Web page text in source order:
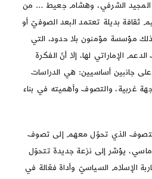
المجيد الشرفي، وهشام جعيط … من
ثقافة بديلة تعتمد البعد الصوفيّ أو
مؤسسة مؤمنون بلا حدود، التي
الإماراتي لها، إلا أنّ الفكرة
جانبين أساسيين: هي الدراسات
غربية، والتصوف وأهميته في بناء
التصوف الذي تحوّل معهم إلى تصوف
يؤشر إلى نزعة جديدة تتحوّل
الإسلام السياسيّ وأداة فعّالة في